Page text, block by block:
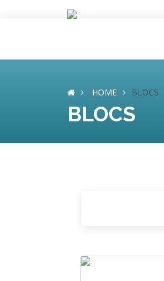
HOME BLOCS
BLOCS